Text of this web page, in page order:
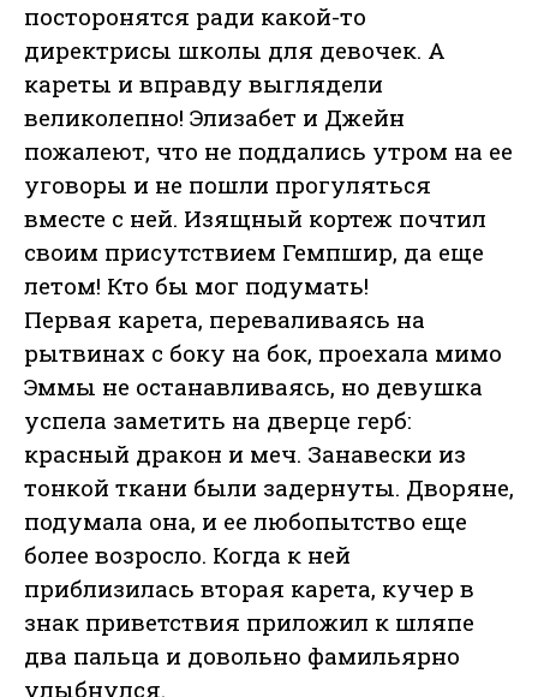
посторонятся ради какой-то
директрисы школы для девочек. А
кареты и вправду выглядели
великолепно! Элизабет и Джейн
пожалеют, что не поддались утром на ее
уговоры и не пошли прогуляться
вместе с ней. Изящный кортеж почтил
своим присутствием Гемпшир, да еще
летом! Кто бы мог подумать!
Первая карета, переваливаясь на
рытвинах с боку на бок, проехала мимо
Эммы не останавливаясь, но девушка
успела заметить на дверце герб:
красный дракон и меч. Занавески из
тонкой ткани были задернуты. Дворяне,
подумала она, и ее любопытство еще
более возросло. Когда к ней
приблизилась вторая карета, кучер в
знак приветствия приложил к шляпе
два пальца и довольно фамильярно
улыбнулся.